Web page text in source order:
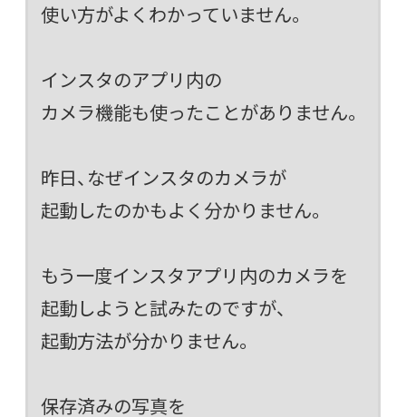
使い方がよくわかっていません。
インスタのアプリ内の
カメラ機能も使ったことがありません。
昨日、なぜインスタのカメラが
起動したのかもよく分かりません。
もう一度インスタアプリ内のカメラを
起動しようと試みたのですが、
起動方法が分かりません。
保存済みの写真を